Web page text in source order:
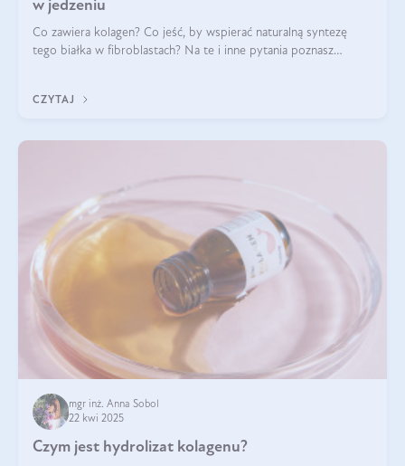
w jedzeniu
Co zawiera kolagen? Co jeść, by wspierać naturalną syntezę
tego białka w fibroblastach? Na te i inne pytania poznasz
CZYTAJ
mgr inż. Anna Sobol
22 kwi 2025
Czym jest hydrolizat kolagenu?